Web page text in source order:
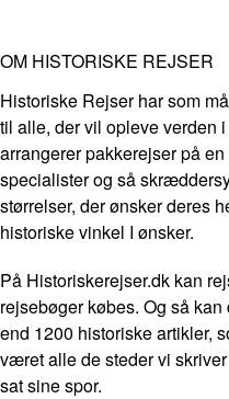
OM HISTORISKE REJSER
Historiske Rejser har som
til alle, der vil opleve verden
arrangerer pakkerejser på
specialister og så
størrelser, der ønsker deres
historiske vinkel I ønsker.
På Historiskerejser.dk kan
rejsebøger købes. Og så
end 1200 historiske artikler,
været alle de steder vi
sat sine spor.